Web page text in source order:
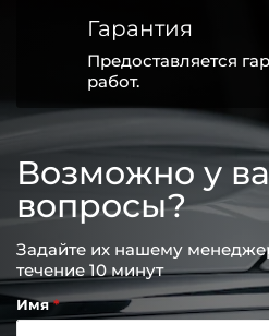
Гарантия
Предоставляется
работ.
Возможно у
вопросы?
Задайте их нашему
течение 10 минут
Имя